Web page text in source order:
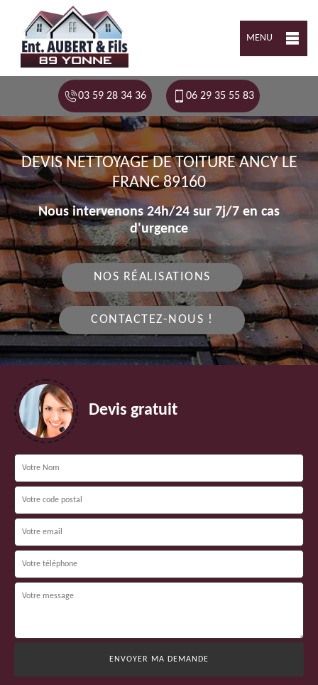
MENU
03 59 28 34 36 06 29 35 55 83
DEVIS NETTOYAGE DE TOITURE ANCY LE
FRANC 89160
Nous intervenons 24h/24 sur 7j/7 en cas
d'urgence
NOS RÉALISATIONS
CONTACTEZ-NOUS !
Devis gratuit